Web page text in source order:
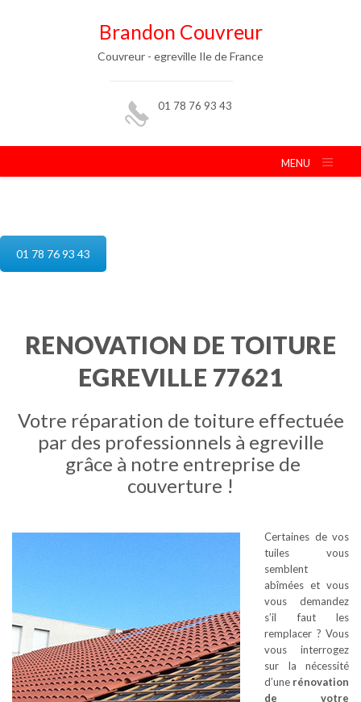
Brandon Couvreur
Couvreur - egreville Ile de France
01 78 76 93 43
MENU
01 78 76 93 43
RENOVATION DE TOITURE
EGREVILLE 77621
Votre réparation de toiture effectuée
par des professionnels à egreville
grâce à notre entreprise de
couverture !
Certaines de vos
tuiles vous
semblent
abîmées et vous
vous demandez
s’il faut les
remplacer ? Vous
vous interrogez
sur la nécessité
d’une rénovation
de votre